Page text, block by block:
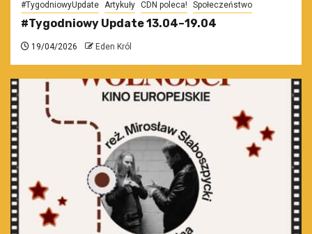
#TygodniowyUpdate Artykuły CDN poleca! Społeczeństwo
#Tygodniowy Update 13.04–19.04
19/04/2026 Eden Król